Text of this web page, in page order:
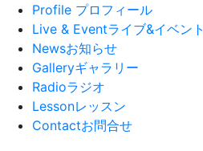
Profile プロフィール
Live & Eventライブ&イベント
Newsお知らせ
Galleryギャラリー
Radioラジオ
Lessonレッスン
Contactお問合せ